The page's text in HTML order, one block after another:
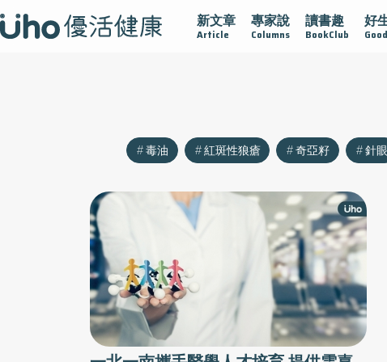
新文章
Article
專家說
Columns
讀書趣
BookClub
好
黏 守護腺在 疫情保衛戰 再生醫學 愛的未來視 認
毒油 紅斑性狼瘡 奇亞籽 針眼